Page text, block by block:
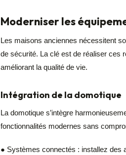
Moderniser les
Les maisons anciennes nécessitent
de sécurité. La clé est de réaliser ces
améliorant la qualité de vie.
Intégration de la domotique
La domotique s’intègre
fonctionnalités modernes sans
● Systèmes connectés : installez des